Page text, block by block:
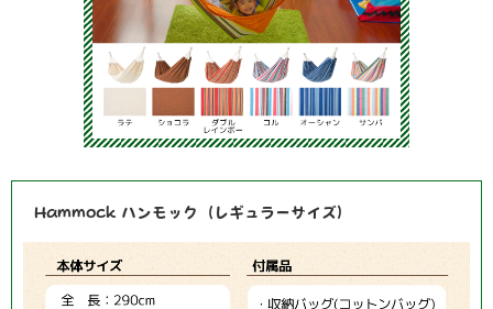
Hammock ハンモック（レギュラーサイズ）